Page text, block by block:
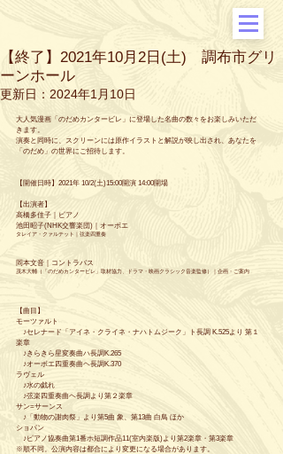
【終了】2021年10月2日(土) 調布市グリ
ーンホール
更新日： 2024年1月10日
大人気漫画「のだめカンタービレ」に登場した名曲の数々をお楽しみいただ
きます。
演奏と同時に、スクリーンには原作イラストと解説が映し出され、あなたを
「のだめ」の世界にご招待します。
【開催日時】2021年 10/2(土)15:00開演 14:00開場
【出演者】
高橋多佳子｜ピアノ
池田昭子(NHK交響楽団)｜オーボエ
タレイア・クァルテット｜弦楽四重奏
岡本文音｜コントラバス
茂木大輔（「のだめカンタービレ」取材協力、ドラマ・映画クラシック音楽監修）｜企画・ご案内
【曲目】
モーツァルト
♪セレナード「アイネ・クライネ・ナハトムジーク」ト長調 K.525より 第１
楽章
♪きらきら星変奏曲ハ長調K.265
♪オーボエ四重奏曲ヘ長調K.370
ラヴェル
♪水の戯れ
♪弦楽四重奏曲ヘ長調より第２楽章
サン=サーンス
♪「動物の謝肉祭」より第5曲 象、第13曲 白鳥 ほか
ショパン
♪ピアノ協奏曲第1番ホ短調作品11(室内楽版)より第2楽章・第3楽章
※順不同。公演内容は都合により変更になる場合があります。